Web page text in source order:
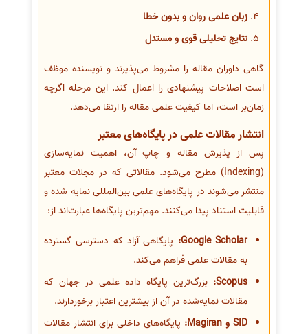
زبان علمی روان و بدون خطا
نتایج تحلیلی قوی و مستدل
گاهی داوران مقاله را مشروط می‌پذیرند و نویسنده موظف
است اصلاحات پیشنهادی را اعمال کند. این مرحله اگرچه
زمان‌بر است، اما کیفیت علمی مقاله را ارتقا می‌دهد.
انتشار مقالات علمی در پایگاه‌های معتبر
پس از پذیرش مقاله و چاپ آن، اهمیت نمایه‌سازی
(Indexing) مطرح می‌شود. مقالاتی که در مجلات معتبر
منتشر می‌شوند در پایگاه‌های علمی بین‌المللی نمایه شده و
قابلیت استناد پیدا می‌کنند. مهم‌ترین پایگاه‌ها عبارت‌اند از:
Google Scholar: پایگاهی آزاد که دسترسی گسترده
به مقالات علمی فراهم می‌کند.
Scopus: بزرگ‌ترین پایگاه داده علمی در جهان که
مقالات نمایه‌شده در آن از بیشترین اعتبار برخوردارند.
SID و Magiran:
پایگاه‌های داخلی برای انتشار مقالات